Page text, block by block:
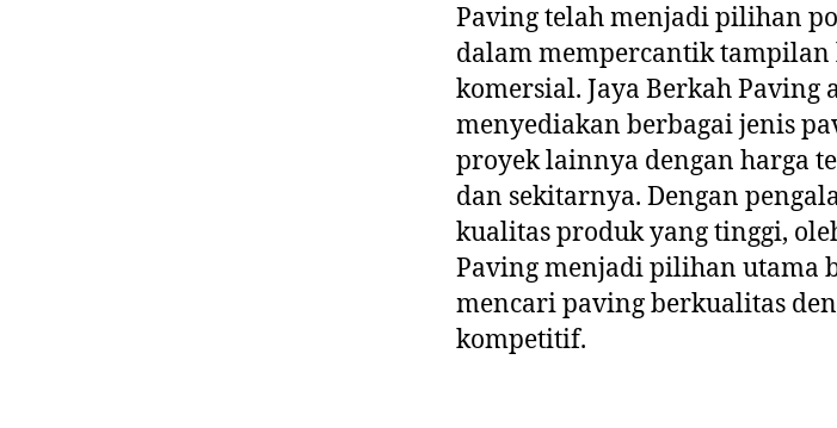
Paving telah menjadi pilihan
dalam mempercantik
komersial. Jaya Berkah Paving
menyediakan berbagai jenis
proyek lainnya dengan harga
dan sekitarnya. Dengan
kualitas produk yang tinggi,
Paving menjadi pilihan utama
mencari paving berkualitas
kompetitif.